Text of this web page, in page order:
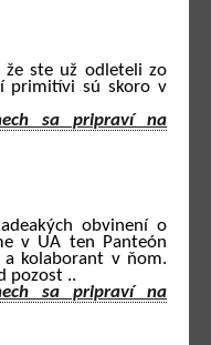
že ste už odleteli zo
primitívi sú skoro v
sa pripraví na
obvinení o
v UA ten Panteón
a kolaborant v ňom.
pozost ..
sa pripraví na